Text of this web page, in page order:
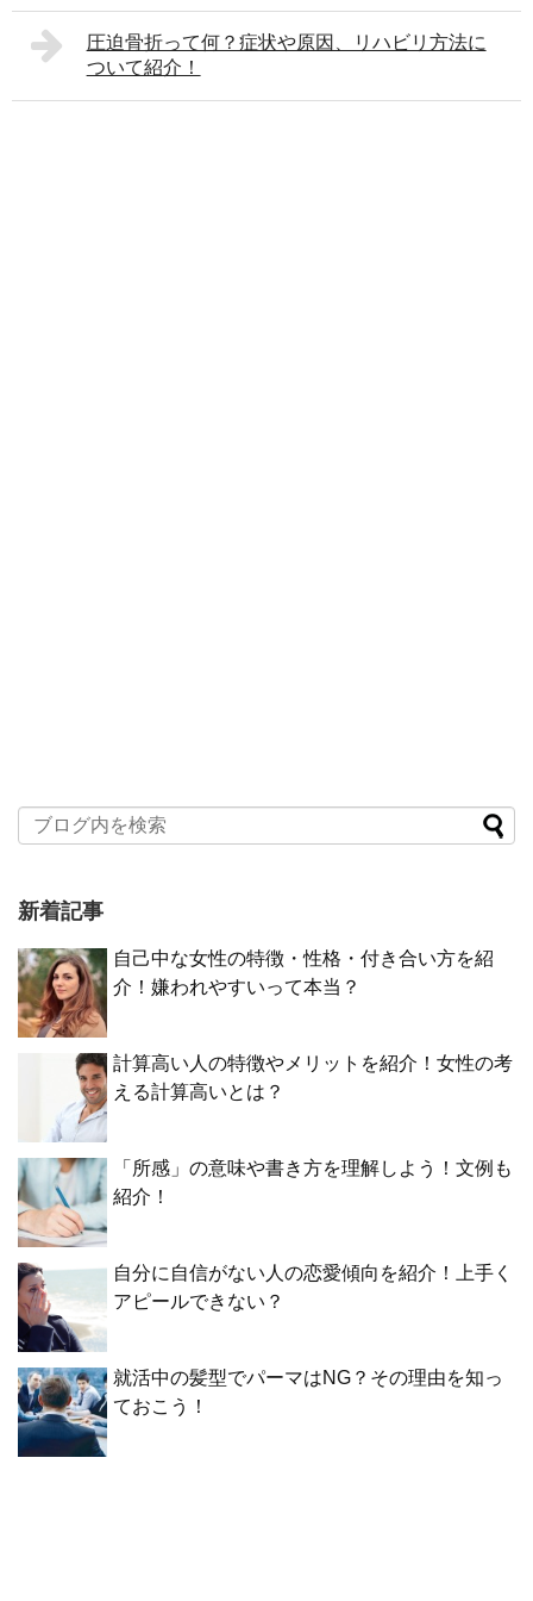
圧迫骨折って何？症状や原因、リハビリ方法に
ついて紹介！
新着記事
自己中な女性の特徴・性格・付き合い方を紹
介！嫌われやすいって本当？
計算高い人の特徴やメリットを紹介！女性の考
える計算高いとは？
「所感」の意味や書き方を理解しよう！文例も
紹介！
自分に自信がない人の恋愛傾向を紹介！上手く
アピールできない？
就活中の髪型でパーマはNG？その理由を知っ
ておこう！